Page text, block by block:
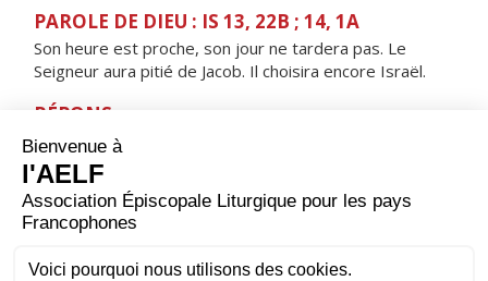
PAROLE DE DIEU : IS 13, 22B ; 14, 1A
Son heure est proche, son jour ne tardera pas. Le
Seigneur aura pitié de Jacob. Il choisira encore Israël.
RÉPONS
V/Viens, Seigneur, ne tarde pas.
Remets à ton peuple ses péchés.
ORAISON
Accorde-nous, Seigneur, d’attendre sans faiblir la venue